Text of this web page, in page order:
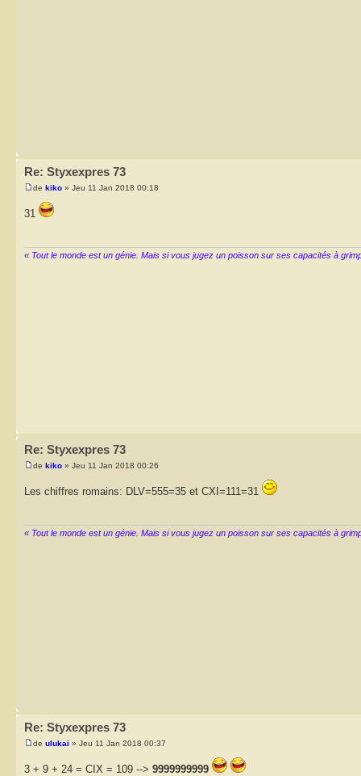
Re: Styxexpres 73
de kiko » Jeu 11 Jan 2018 00:18
31
« Tout le monde est un génie. Mais si vous jugez un poisson sur ses capacités à
Re: Styxexpres 73
de kiko » Jeu 11 Jan 2018 00:26
Les chiffres romains: DLV=555=35 et CXI=111=31
« Tout le monde est un génie. Mais si vous jugez un poisson sur ses capacités à
Re: Styxexpres 73
de ulukai » Jeu 11 Jan 2018 00:37
3 + 9 + 24 = CIX = 109 --> 9999999999